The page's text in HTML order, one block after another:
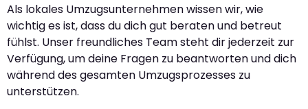
Als lokales Umzugsunternehmen wissen wir, wie
wichtig es ist, dass du dich gut beraten und betreut
fühlst. Unser freundliches Team steht dir jederzeit zur
Verfügung, um deine Fragen zu beantworten und dich
während des gesamten Umzugsprozesses zu
unterstützen.